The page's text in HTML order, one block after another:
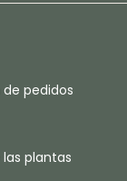
pedidos
plantas